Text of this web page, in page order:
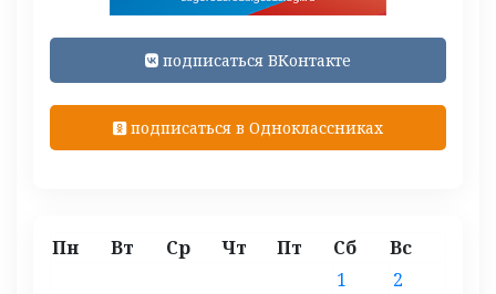
подписаться ВКонтакте
подписаться в Одноклассниках
Пн Вт Ср Чт Пт Сб Вс
1
2